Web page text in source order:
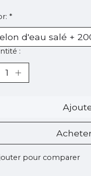
*
:
pour comparer